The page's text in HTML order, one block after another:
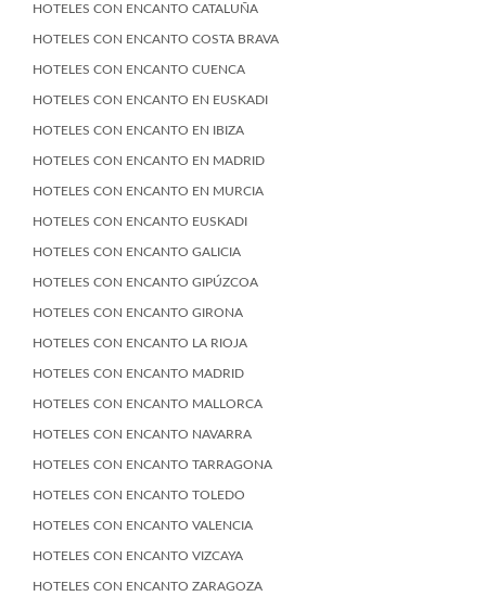
HOTELES CON ENCANTO CATALUÑA
HOTELES CON ENCANTO COSTA BRAVA
HOTELES CON ENCANTO CUENCA
HOTELES CON ENCANTO EN EUSKADI
HOTELES CON ENCANTO EN IBIZA
HOTELES CON ENCANTO EN MADRID
HOTELES CON ENCANTO EN MURCIA
HOTELES CON ENCANTO EUSKADI
HOTELES CON ENCANTO GALICIA
HOTELES CON ENCANTO GIPÚZCOA
HOTELES CON ENCANTO GIRONA
HOTELES CON ENCANTO LA RIOJA
HOTELES CON ENCANTO MADRID
HOTELES CON ENCANTO MALLORCA
HOTELES CON ENCANTO NAVARRA
HOTELES CON ENCANTO TARRAGONA
HOTELES CON ENCANTO TOLEDO
HOTELES CON ENCANTO VALENCIA
HOTELES CON ENCANTO VIZCAYA
HOTELES CON ENCANTO ZARAGOZA